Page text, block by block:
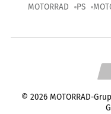
MOTORRAD PS
© 2026 MOTORRAD-